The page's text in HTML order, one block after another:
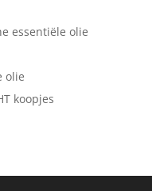
essentiële olie
olie
koopjes